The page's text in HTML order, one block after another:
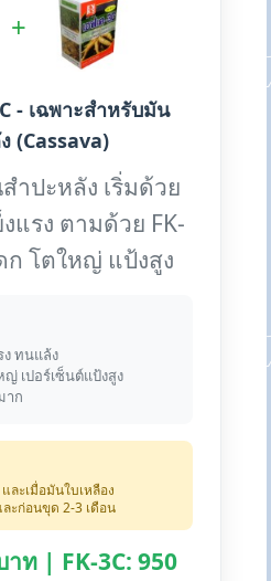
+
- เฉพาะสำหรับมัน
(Cassava)
ปะหลัง เริ่มด้วย
แรง ตามด้วย FK-
ก โตใหญ่ แป้งสูง
ง ทนแล้ง
ญ่ เปอร์เซ็นต์แป้งสูง
าก
ละเมื่อมันใบเหลือง
ละก่อนขุด 2-3 เดือน
าท | FK-3C: 950